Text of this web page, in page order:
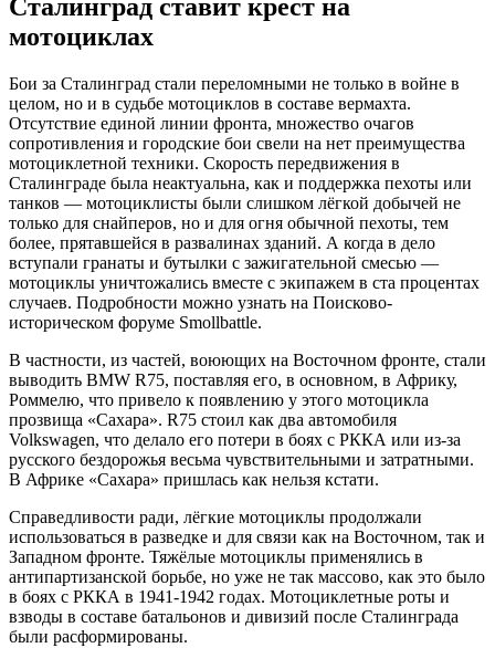
Сталинград ставит крест на
мотоциклах
Бои за Сталинград стали переломными не только в войне в
целом, но и в судьбе мотоциклов в составе вермахта.
Отсутствие единой линии фронта, множество очагов
сопротивления и городские бои свели на нет преимущества
мотоциклетной техники. Скорость передвижения в
Сталинграде была неактуальна, как и поддержка пехоты или
танков — мотоциклисты были слишком лёгкой добычей не
только для снайперов, но и для огня обычной пехоты, тем
более, прятавшейся в развалинах зданий. А когда в дело
вступали гранаты и бутылки с зажигательной смесью —
мотоциклы уничтожались вместе с экипажем в ста процентах
случаев. Подробности можно узнать на Поисково-
историческом форуме Smollbattle.
В частности, из частей, воюющих на Восточном фронте, стали
выводить BMW R75, поставляя его, в основном, в Африку,
Роммелю, что привело к появлению у этого мотоцикла
прозвища «Сахара». R75 стоил как два автомобиля
Volkswagen, что делало его потери в боях с РККА или из-за
русского бездорожья весьма чувствительными и затратными.
В Африке «Сахара» пришлась как нельзя кстати.
Справедливости ради, лёгкие мотоциклы продолжали
использоваться в разведке и для связи как на Восточном, так и
Западном фронте. Тяжёлые мотоциклы применялись в
антипартизанской борьбе, но уже не так массово, как это было
в боях с РККА в 1941-1942 годах. Мотоциклетные роты и
взводы в составе батальонов и дивизий после Сталинграда
были расформированы.